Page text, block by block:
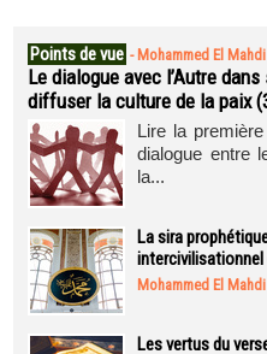
Points de vue - Mohammed El
Le dialogue avec l’Autre
diffuser la culture de la paix
Lire la
dialogue entre
la...
La sira
Mohammed El
Les vertus du